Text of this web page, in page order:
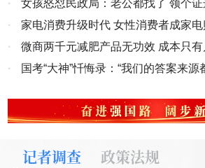
国各地展开，将节日的温度传递到城市乡
乐，四海同春。从“中国年”到“世界年”，春节
的马年生肖个性化邮票版张面世，为全球华人
祝福；英国“伦敦眼”、阿联酋迪拜哈利法塔、
在亮起红色灯光的“伦敦眼”前表演舞狮。新华
摄） “春节庆祝活动已走进越来越多的国
全球文化符号。”《巴基斯坦观察家报》刊
金资产管理有限公司（以下简称永金公司）
有限公司、杭州千岛湖祥虹纺织有限公司（
公司）重整投资报名的杭州方泰搪瓷制品有
司）向祥云公司、祥虹公司破产管理人缴纳
2022年3月底，方泰公司未参与报名，该款
还”之条件，但管理人并未按无条件马上“原
金，但该笔50万保证金依然没有“原路退还”
·
女孩怒怼民政局：老公都找了 领个
·
家电消费升级时代 女性消费者成家电
·
微商两千元减肥产品无功效 成本只
·
国考“大神”忏悔录：“我们的答案来源
记者调查 政策法规